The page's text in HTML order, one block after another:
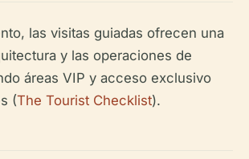
las visitas guiadas ofrecen una
y las operaciones de
áreas VIP y acceso exclusivo
(The Tourist Checklist).